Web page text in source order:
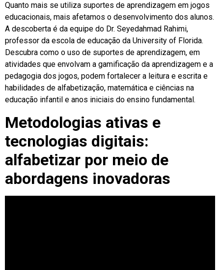
Quanto mais se utiliza suportes de aprendizagem em jogos
educacionais, mais afetamos o desenvolvimento dos alunos.
A descoberta é da equipe do Dr. Seyedahmad Rahimi,
professor da escola de educação da University of Florida.
Descubra como o uso de suportes de aprendizagem, em
atividades que envolvam a gamificação da aprendizagem e a
pedagogia dos jogos, podem fortalecer a leitura e escrita e
habilidades de alfabetização, matemática e ciências na
educação infantil e anos iniciais do ensino fundamental.
Metodologias ativas e
tecnologias digitais:
alfabetizar por meio de
abordagens inovadoras